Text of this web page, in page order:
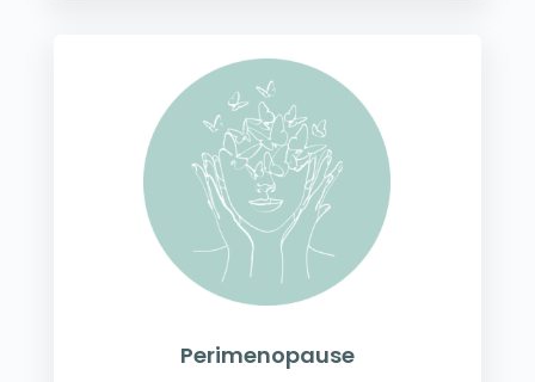
Perimenopause